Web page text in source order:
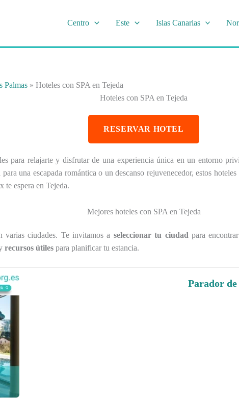
Centro Este Islas Canarias
Palmas » Hoteles con SPA en Tejeda
Hoteles con SPA en Tejeda
RESERVAR HOTEL
para relajarte y disfrutar de una experiencia única en un entorno
una escapada romántica o un descanso rejuvenecedor, estos
te espera en Tejeda.
Mejores hoteles con SPA en Tejeda
varias ciudades. Te invitamos a seleccionar tu ciudad para
recursos útiles para planificar tu estancia.
Parador